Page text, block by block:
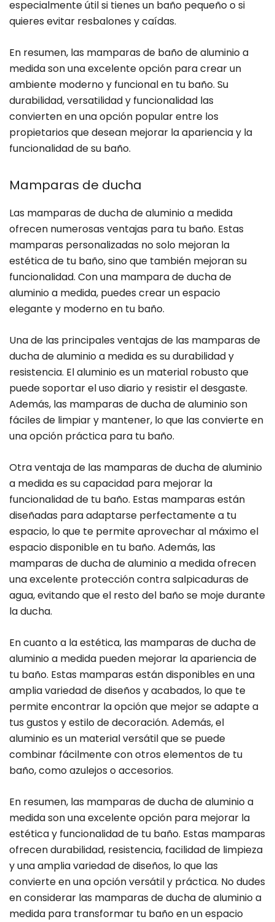
especialmente útil si tienes un baño pequeño o si
quieres evitar resbalones y caídas.
En resumen, las mamparas de baño de aluminio a
medida son una excelente opción para crear un
ambiente moderno y funcional en tu baño. Su
durabilidad, versatilidad y funcionalidad las
convierten en una opción popular entre los
propietarios que desean mejorar la apariencia y la
funcionalidad de su baño.
Mamparas de ducha
Las mamparas de ducha de aluminio a medida
ofrecen numerosas ventajas para tu baño. Estas
mamparas personalizadas no solo mejoran la
estética de tu baño, sino que también mejoran su
funcionalidad. Con una mampara de ducha de
aluminio a medida, puedes crear un espacio
elegante y moderno en tu baño.
Una de las principales ventajas de las mamparas de
ducha de aluminio a medida es su durabilidad y
resistencia. El aluminio es un material robusto que
puede soportar el uso diario y resistir el desgaste.
Además, las mamparas de ducha de aluminio son
fáciles de limpiar y mantener, lo que las convierte en
una opción práctica para tu baño.
Otra ventaja de las mamparas de ducha de aluminio
a medida es su capacidad para mejorar la
funcionalidad de tu baño. Estas mamparas están
diseñadas para adaptarse perfectamente a tu
espacio, lo que te permite aprovechar al máximo el
espacio disponible en tu baño. Además, las
mamparas de ducha de aluminio a medida ofrecen
una excelente protección contra salpicaduras de
agua, evitando que el resto del baño se moje durante
la ducha.
En cuanto a la estética, las mamparas de ducha de
aluminio a medida pueden mejorar la apariencia de
tu baño. Estas mamparas están disponibles en una
amplia variedad de diseños y acabados, lo que te
permite encontrar la opción que mejor se adapte a
tus gustos y estilo de decoración. Además, el
aluminio es un material versátil que se puede
combinar fácilmente con otros elementos de tu
baño, como azulejos o accesorios.
En resumen, las mamparas de ducha de aluminio a
medida son una excelente opción para mejorar la
estética y funcionalidad de tu baño. Estas mamparas
ofrecen durabilidad, resistencia, facilidad de limpieza
y una amplia variedad de diseños, lo que las
convierte en una opción versátil y práctica. No dudes
en considerar las mamparas de ducha de aluminio a
medida para transformar tu baño en un espacio